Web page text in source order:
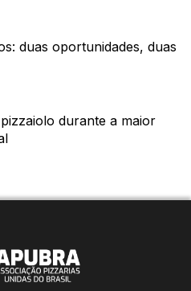
duas oportunidades, duas
durante a maior